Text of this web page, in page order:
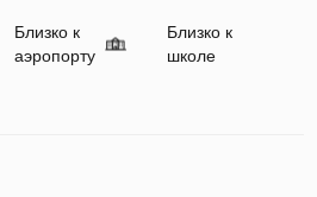
Близко к
аэропорту
Близко к
школе